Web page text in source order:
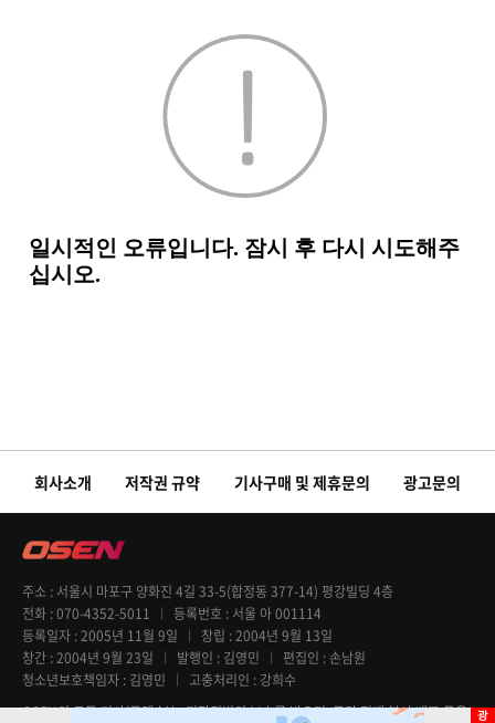
회사소개 저작권 규약 기사구매 및 제휴문의 광고문의
주소
서울시 마포구 양화진 4길 33-5(합정동 377-14) 평강빌딩 4층
전화 070-4352-5011 등록번호
서울 아 001114
등록일자 2005년 11월 9일 창립 2004년 9월 13일
창간 2004년 9월 23일 발행인 김영민 편집인
손남원
청소년보호책임자 김영민 고충처리인
강희수
OSEN의 모든 기사(콘텐츠)는 저작권법의 보호를 받으며, 무단 전재 복사 배포 등을